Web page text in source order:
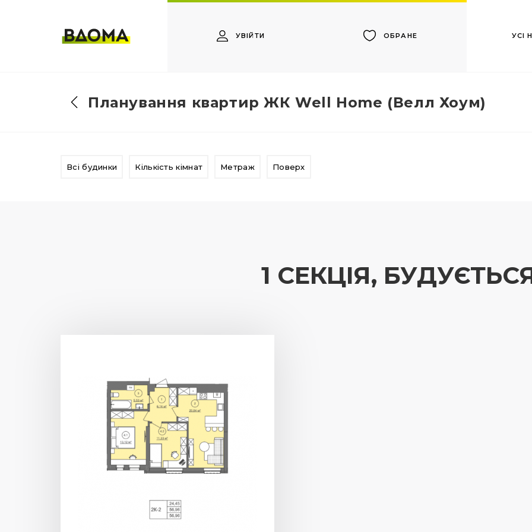
УВІЙТИ ОБРАНЕ УСІ
Планування квартир ЖК Well Home (Велл Хоум)
Всі будинки Кількість кімнат Метраж Поверх
1 СЕКЦІЯ,